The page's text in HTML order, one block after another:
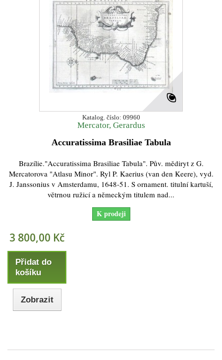
Katalog. číslo: 09960
Mercator, Gerardus
Accuratissima Brasiliae Tabula
Brazílie."Accuratissima Brasiliae Tabula". Pův. mědiryt z G.
Mercatorova "Atlasu Minor". Ryl P. Kaerius (van den Keere), vyd.
J. Janssonius v Amsterdamu, 1648-51. S ornament. titulní kartuší,
větrnou ružicí a německým titulem nad...
K prodeji
3 800,00 Kč
Přidat do
košíku
Zobrazit